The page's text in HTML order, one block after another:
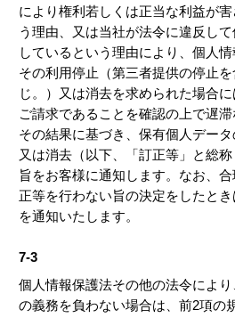
により権利若しくは正当な利益が
う理由、又は当社が法令に違反し
しているという理由により、個人
その利用停止（第三者提供の停止
じ。）又は消去を求められた場合
ご請求であることを確認の上で遅滞
その結果に基づき、保有個人デー
又は消去（以下、「訂正等」と総
旨をお客様に通知します。なお、
正等を行わない旨の決定をしたと
を通知いたします。
7-3
個人情報保護法その他の法令によ
の義務を負わない場合は、前2項の